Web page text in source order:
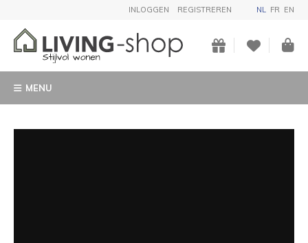
INLOGGEN REGISTREREN NL FR EN
MENU